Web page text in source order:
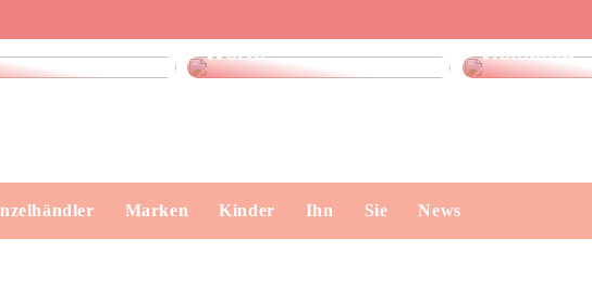
Werte
vielseitig
Marken Kinder Ihn Sie News